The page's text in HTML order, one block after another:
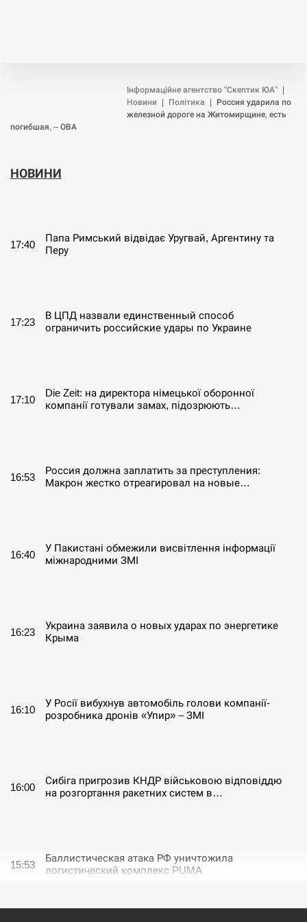
Інформаційне агентство "Скептик ЮА"
Новини
Політика
Россия ударила по
железной дороге на Житомирщине, есть
погибшая, – ОВА
НОВИНИ
17:40
Папа Римський відвідає Уругвай, Аргентину та
Перу
17:23
В ЦПД назвали единственный способ
ограничить российские удары по Украине
17:10
Die Zeit: на директора німецької оборонної
компанії готували замах, підозрюють…
16:53
Россия должна заплатить за преступления:
Макрон жестко отреагировал на новые…
16:40
У Пакистані обмежили висвітлення інформації
міжнародними ЗМІ
16:23
Украина заявила о новых ударах по энергетике
Крыма
16:10
У Росії вибухнув автомобіль голови компанії-
розробника дронів «Упир» – ЗМІ
16:00
Сибіга пригрозив КНДР військовою відповіддю
на розгортання ракетних систем в…
15:53
Баллистическая атака РФ уничтожила
логистический комплекс PUMA